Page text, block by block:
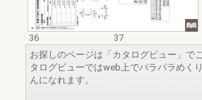
36
37
お探しのページは「カタログビュー」で
タログビューではweb上でパラパラめく
んになれます。